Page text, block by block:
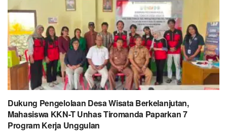
Dukung Pengelolaan Desa Wisata Berkelanjutan,
Mahasiswa KKN-T Unhas Tiromanda Paparkan 7
Program Kerja Unggulan